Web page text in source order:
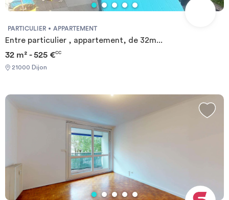
PARTICULIER APPARTEMENT
Entre particulier , appartement, de 32m...
32 m² - 525 €CC
21000 Dijon